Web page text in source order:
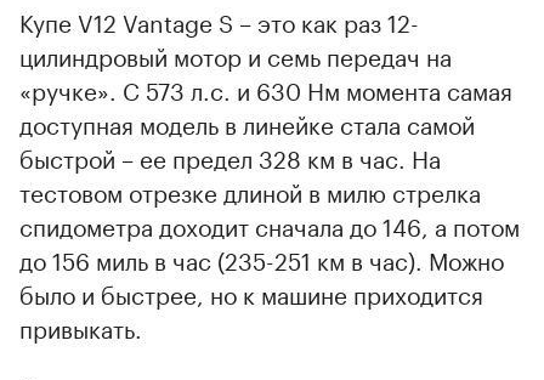
Купе V12 Vantage S – это как раз 12-
цилиндровый мотор и семь передач на
«ручке». С 573 л.с. и 630 Нм момента самая
доступная модель в линейке стала самой
быстрой – ее предел 328 км в час. На
тестовом отрезке длиной в милю стрелка
спидометра доходит сначала до 146, а потом
до 156 миль в час (235-251 км в час). Можно
было и быстрее, но к машине приходится
привыкать.